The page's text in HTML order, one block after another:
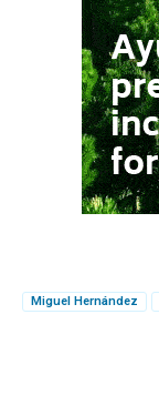
Miguel Hernández